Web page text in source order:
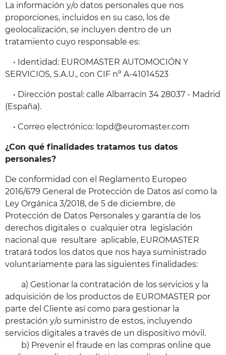
La información y/o datos personales que nos
proporciones, incluidos en su caso, los de
geolocalización, se incluyen dentro de un
tratamiento cuyo responsable es:
• Identidad: EUROMASTER AUTOMOCIÓN Y
SERVICIOS, S.A.U., con CIF nº A-41014523
• Dirección postal: calle Albarracín 34 28037 - Madrid
(España).
• Correo electrónico: lopd@euromaster.com
¿Con qué finalidades tratamos tus datos
personales?
De conformidad con el Reglamento Europeo
2016/679 General de Protección de Datos así como la
Ley Orgánica 3/2018, de 5 de diciembre, de
Protección de Datos Personales y garantía de los
derechos digitales o cualquier otra legislación
nacional que resultare aplicable, EUROMASTER
tratará todos los datos que nos haya suministrado
voluntariamente para las siguientes finalidades:
a) Gestionar la contratación de los servicios y la
adquisición de los productos de EUROMASTER por
parte del Cliente así como para gestionar la
prestación y/o suministro de estos, incluyendo
servicios digitales a través de un dispositivo móvil.
b) Prevenir el fraude en las compras online que